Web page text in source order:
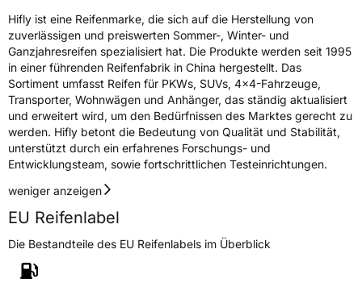
Rollgeräusch (dB)71
Fahrzeugklasse C1
3PMSF / Schneeflockensymbol / Alpine-Symbol Ja
EPREL ID496723
Allgemeine Produktsicherheit (GPSR)
Herstellerkontakt
Street Guangrao County Dongying City
Shandong Province China,
liu.yang@hengfengtires.com
Verantwortliche
in der EU
Hifly ist eine Reifenmarke, die sich auf die Herstellung von
zuverlässigen und preiswerten Sommer-, Winter- und
Ganzjahresreifen spezialisiert hat. Die Produkte werden seit 1995
in einer führenden Reifenfabrik in China hergestellt. Das
Sortiment umfasst Reifen für PKWs, SUVs, 4x4-Fahrzeuge,
Transporter, Wohnwägen und Anhänger, das ständig aktualisiert
und erweitert wird, um den Bedürfnissen des Marktes gerecht zu
werden. Hifly betont die Bedeutung von Qualität und Stabilität,
unterstützt durch ein erfahrenes Forschungs- und
Entwicklungsteam, sowie fortschrittlichen Testeinrichtungen.
weniger anzeigen
EU Reifenlabel
Die Bestandteile des EU Reifenlabels im Überblick